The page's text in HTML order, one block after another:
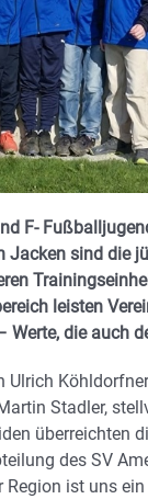
F-
Jacken sind die
leisten
die auch
Ulrich
Stadler,
überreichten
des SV
ist uns